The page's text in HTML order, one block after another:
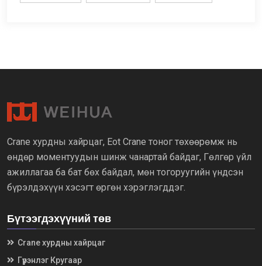
Crane хурдны хайрцаг, Eot Crane тоног төхөөрөмж нь
өндөр моментуудын шинж чанартай байдаг, Гөлгөр үйл
ажиллагаа ба бат бөх байдал, мөн тогоруугийн үндсэн
бүрэлдэхүүн хэсэгт өргөн хэрэглэгддэг.
Бүтээгдэхүүний төв
Crane хурдны хайрцаг
Гүүрэнлэг Кругаар